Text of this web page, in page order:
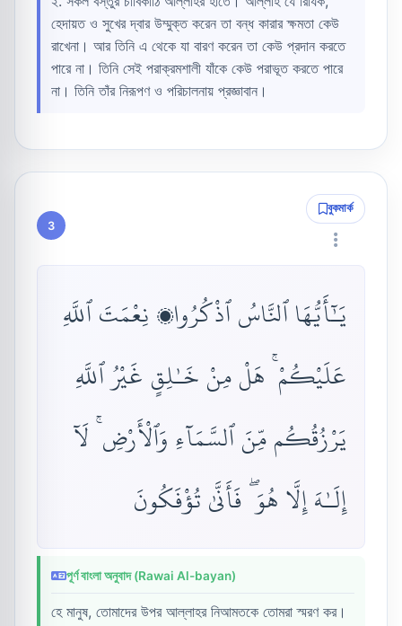
হেদায়ত ও সুখের দ্বার উম্মুক্ত করেন তা বন্ধ কারার ক্ষমতা কেউ
রাখেনা। আর তিনি এ থেকে যা বারণ করেন তা কেউ প্রদান করতে
পারে না। তিনি সেই পরাক্রমশালী যাঁকে কেউ পরাভূত করতে পারে
না। তিনি তাঁর নিরূপণ ও পরিচালনায় প্রজ্ঞাবান।
3
বুকমার্ক
يَـٰٓأَيُّهَا ٱلنَّاسُ ٱذْكُرُوا۟ نِعْمَتَ ٱللَّهِ
عَلَيْكُمْ ۚ هَلْ مِنْ خَـٰلِقٍ غَيْرُ ٱللَّهِ
يَرْزُقُكُم مِّنَ ٱلسَّمَآءِ وَٱلْأَرْضِ ۚ لَآ
إِلَـٰهَ إِلَّا هُوَ ۖ فَأَنَّىٰ تُؤْفَكُونَ
পূর্ণ বাংলা অনুবাদ (Rawai Al-bayan)
হে মানুষ, তোমাদের উপর আল্লাহর নিআমতকে তোমরা স্মরণ কর।